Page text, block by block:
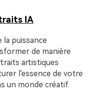
IA
puissance
de manière
artistiques
l'essence de votre
un monde créatif.